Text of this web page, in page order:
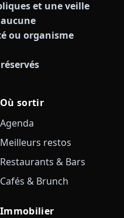
et une veille
ou organisme
Où sortir
Agenda
Meilleurs restos
Restaurants & Bars
Cafés & Brunch
Immobilier